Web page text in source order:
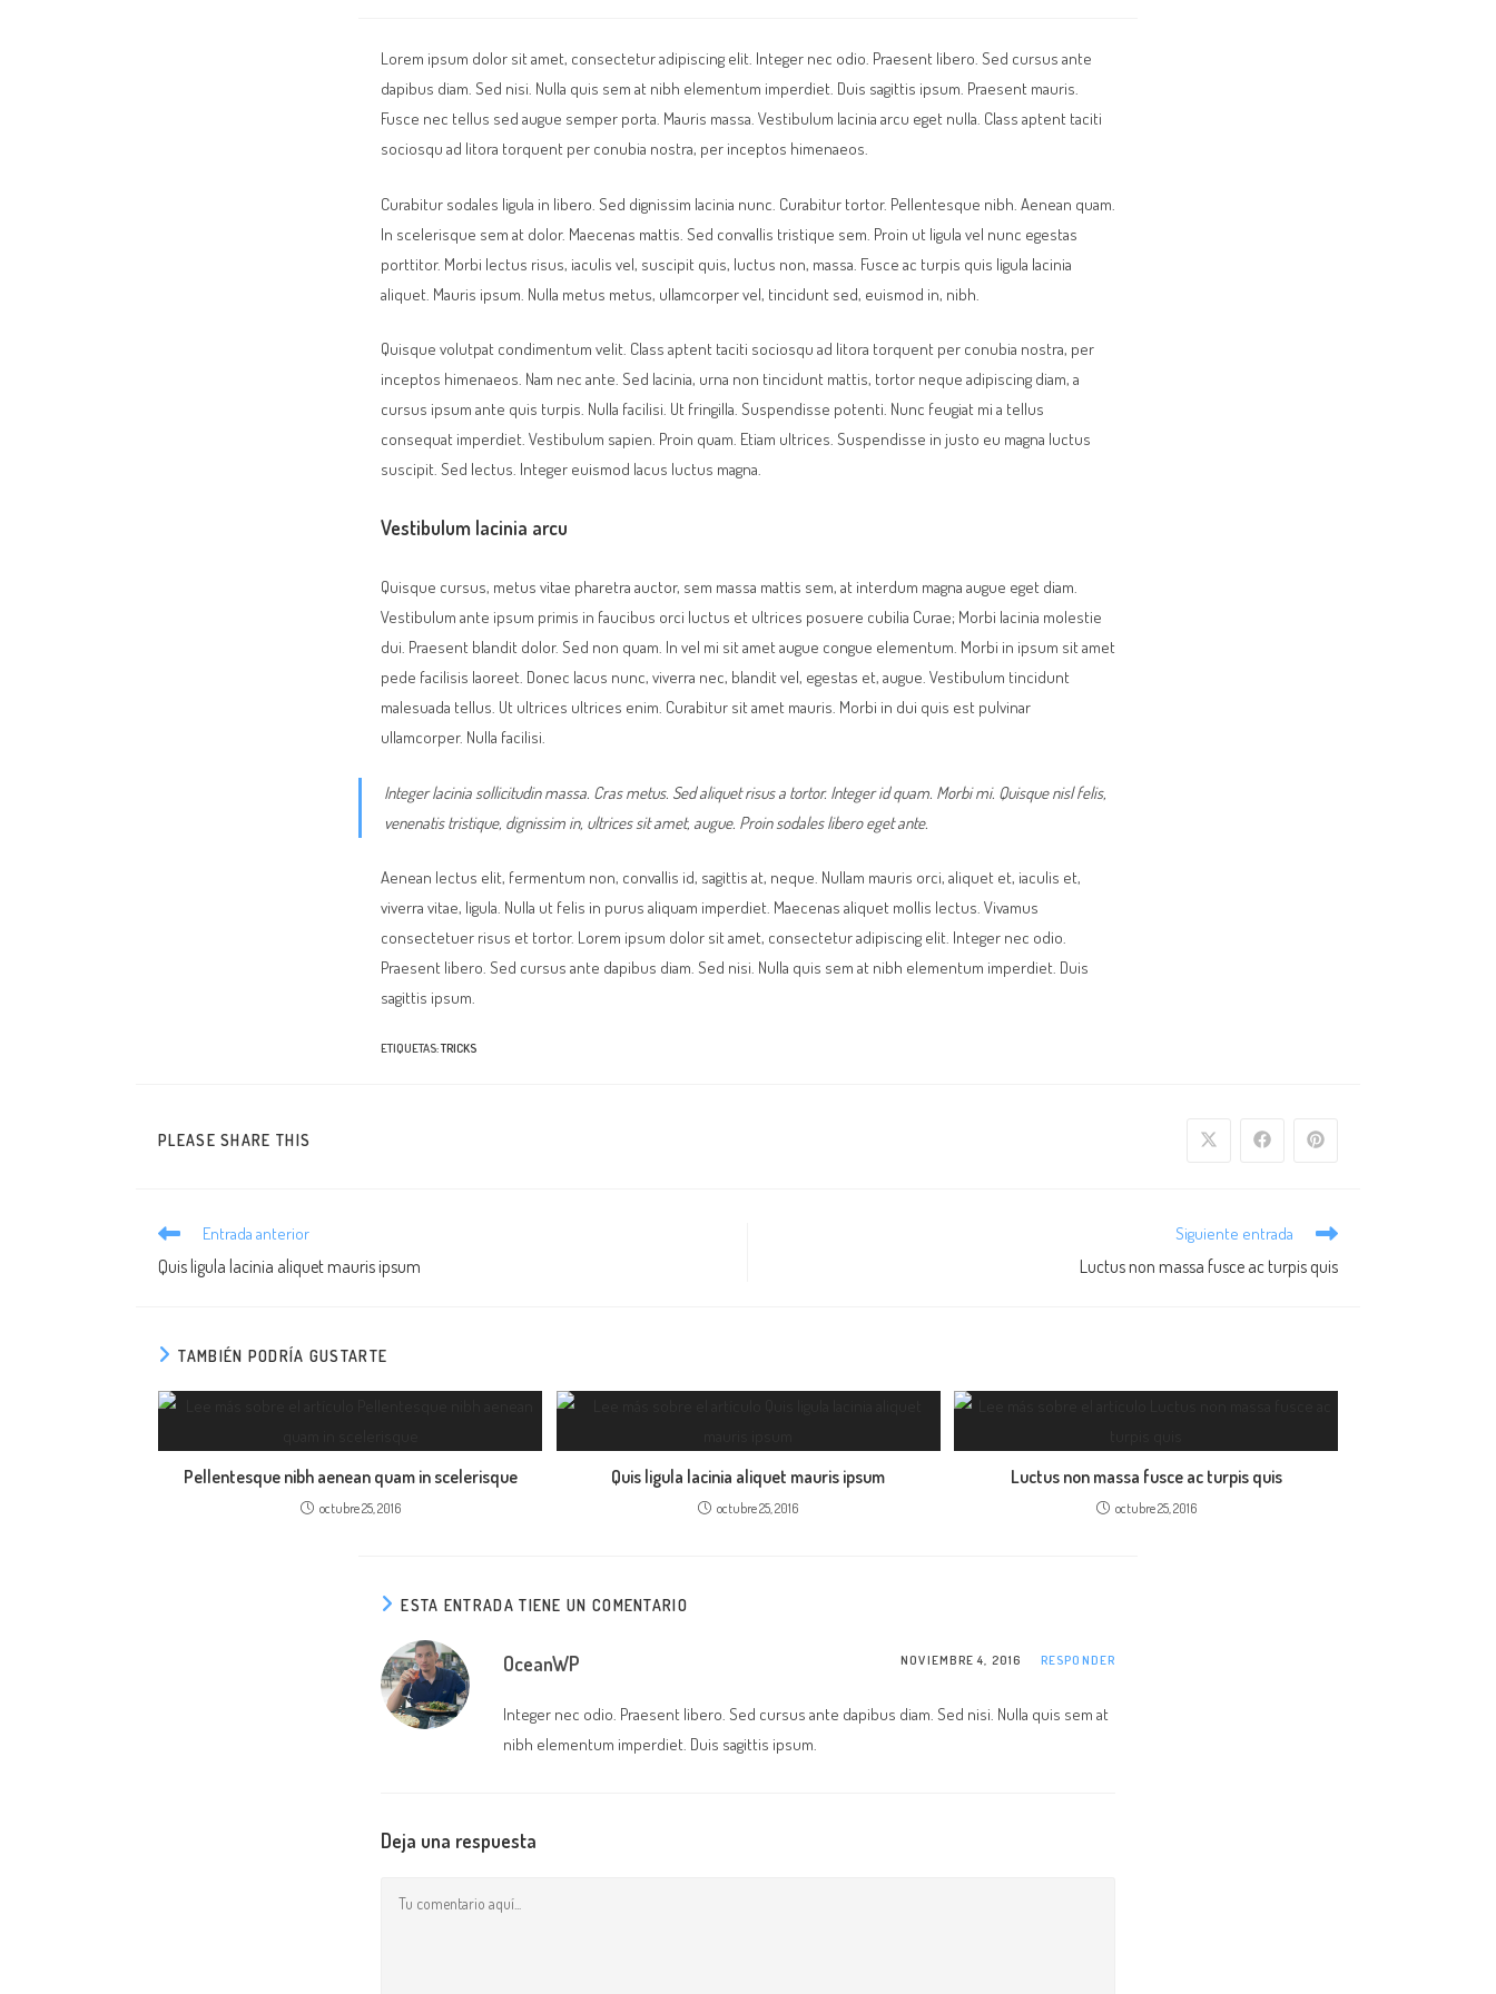
entrada:
entrada:
entrada:
Lorem ipsum dolor sit amet, consectetur adipiscing elit. Integer nec odio. Praesent libero. Sed cursus ante
dapibus diam. Sed nisi. Nulla quis sem at nibh elementum imperdiet. Duis sagittis ipsum. Praesent mauris.
Fusce nec tellus sed augue semper porta. Mauris massa. Vestibulum lacinia arcu eget nulla. Class aptent taciti
sociosqu ad litora torquent per conubia nostra, per inceptos himenaeos.
Curabitur sodales ligula in libero. Sed dignissim lacinia nunc. Curabitur tortor. Pellentesque nibh. Aenean quam.
In scelerisque sem at dolor. Maecenas mattis. Sed convallis tristique sem. Proin ut ligula vel nunc egestas
porttitor. Morbi lectus risus, iaculis vel, suscipit quis, luctus non, massa. Fusce ac turpis quis ligula lacinia
aliquet. Mauris ipsum. Nulla metus metus, ullamcorper vel, tincidunt sed, euismod in, nibh.
Quisque volutpat condimentum velit. Class aptent taciti sociosqu ad litora torquent per conubia nostra, per
inceptos himenaeos. Nam nec ante. Sed lacinia, urna non tincidunt mattis, tortor neque adipiscing diam, a
cursus ipsum ante quis turpis. Nulla facilisi. Ut fringilla. Suspendisse potenti. Nunc feugiat mi a tellus
consequat imperdiet. Vestibulum sapien. Proin quam. Etiam ultrices. Suspendisse in justo eu magna luctus
suscipit. Sed lectus. Integer euismod lacus luctus magna.
Vestibulum lacinia arcu
Quisque cursus, metus vitae pharetra auctor, sem massa mattis sem, at interdum magna augue eget diam.
Vestibulum ante ipsum primis in faucibus orci luctus et ultrices posuere cubilia Curae; Morbi lacinia molestie
dui. Praesent blandit dolor. Sed non quam. In vel mi sit amet augue congue elementum. Morbi in ipsum sit amet
pede facilisis laoreet. Donec lacus nunc, viverra nec, blandit vel, egestas et, augue. Vestibulum tincidunt
malesuada tellus. Ut ultrices ultrices enim. Curabitur sit amet mauris. Morbi in dui quis est pulvinar
ullamcorper. Nulla facilisi.
Integer lacinia sollicitudin massa. Cras metus. Sed aliquet risus a tortor. Integer id quam. Morbi mi. Quisque nisl felis,
venenatis tristique, dignissim in, ultrices sit amet, augue. Proin sodales libero eget ante.
Aenean lectus elit, fermentum non, convallis id, sagittis at, neque. Nullam mauris orci, aliquet et, iaculis et,
viverra vitae, ligula. Nulla ut felis in purus aliquam imperdiet. Maecenas aliquet mollis lectus. Vivamus
consectetuer risus et tortor. Lorem ipsum dolor sit amet, consectetur adipiscing elit. Integer nec odio.
Praesent libero. Sed cursus ante dapibus diam. Sed nisi. Nulla quis sem at nibh elementum imperdiet. Duis
sagittis ipsum.
ETIQUETAS:TRICKS
PLEASE SHARE THIS
Se
ventana
Se
ventana
Se
ventana
Leer
artículos
Entrada anterior
Quis ligula lacinia aliquet mauris ipsum
Siguiente entrada
Luctus non massa fusce ac turpis quis
TAMBIÉN PODRÍA GUSTARTE
Pellentesque nibh aenean quam in scelerisque
octubre 25, 2016
Quis ligula lacinia aliquet mauris ipsum
octubre 25, 2016
Luctus non massa fusce ac turpis quis
octubre 25, 2016
ESTA ENTRADA TIENE UN COMENTARIO
OceanWP NOVIEMBRE 4, 2016 RESPONDER
Integer nec odio. Praesent libero. Sed cursus ante dapibus diam. Sed nisi. Nulla quis sem at
nibh elementum imperdiet. Duis sagittis ipsum.
Deja una respuesta